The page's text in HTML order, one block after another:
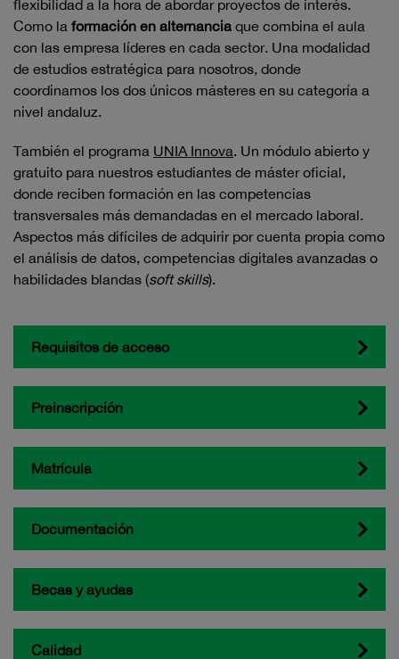
flexibilidad a la hora de abordar proyectos de interés.
Como la formación en alternancia que combina el aula
con las empresa líderes en cada sector. Una modalidad
de estudios estratégica para nosotros, donde
coordinamos los dos únicos másteres en su categoría a
nivel andaluz.
También el programa UNIA Innova. Un módulo abierto y
gratuito para nuestros estudiantes de máster oficial,
donde reciben formación en las competencias
transversales más demandadas en el mercado laboral.
Aspectos más difíciles de adquirir por cuenta propia como
el análisis de datos, competencias digitales avanzadas o
habilidades blandas (soft skills).
Requisitos de acceso
Preinscripción
Matrícula
Documentación
Becas y ayudas
Calidad